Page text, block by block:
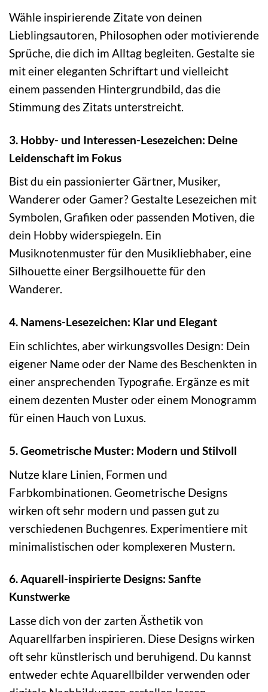
Wähle inspirierende Zitate von deinen
Lieblingsautoren, Philosophen oder motivierende
Sprüche, die dich im Alltag begleiten. Gestalte sie
mit einer eleganten Schriftart und vielleicht
einem passenden Hintergrundbild, das die
Stimmung des Zitats unterstreicht.
3. Hobby- und Interessen-Lesezeichen: Deine
Leidenschaft im Fokus
Bist du ein passionierter Gärtner, Musiker,
Wanderer oder Gamer? Gestalte Lesezeichen mit
Symbolen, Grafiken oder passenden Motiven, die
dein Hobby widerspiegeln. Ein
Musiknotenmuster für den Musikliebhaber, eine
Silhouette einer Bergsilhouette für den
Wanderer.
4. Namens-Lesezeichen: Klar und Elegant
Ein schlichtes, aber wirkungsvolles Design: Dein
eigener Name oder der Name des Beschenkten in
einer ansprechenden Typografie. Ergänze es mit
einem dezenten Muster oder einem Monogramm
für einen Hauch von Luxus.
5. Geometrische Muster: Modern und Stilvoll
Nutze klare Linien, Formen und
Farbkombinationen. Geometrische Designs
wirken oft sehr modern und passen gut zu
verschiedenen Buchgenres. Experimentiere mit
minimalistischen oder komplexeren Mustern.
6. Aquarell-inspirierte Designs: Sanfte
Kunstwerke
Lasse dich von der zarten Ästhetik von
Aquarellfarben inspirieren. Diese Designs wirken
oft sehr künstlerisch und beruhigend. Du kannst
entweder echte Aquarellbilder verwenden oder